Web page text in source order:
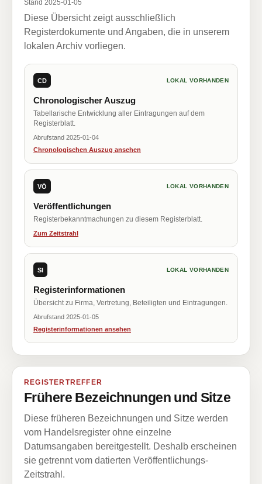
Stand 2025-01-05
Diese Übersicht zeigt ausschließlich
Registerdokumente und Angaben, die in unserem
lokalen Archiv vorliegen.
CD LOKAL VORHANDEN
Chronologischer Auszug
Tabellarische Entwicklung aller Eintragungen auf dem
Registerblatt.
Abrufstand 2025-01-04
Chronologischen Auszug ansehen
VÖ LOKAL VORHANDEN
Veröffentlichungen
Registerbekanntmachungen zu diesem Registerblatt.
Zum Zeitstrahl
SI LOKAL VORHANDEN
Registerinformationen
Übersicht zu Firma, Vertretung, Beteiligten und Eintragungen.
Abrufstand 2025-01-05
Registerinformationen ansehen
REGISTERTREFFER
Frühere Bezeichnungen und Sitze
Diese früheren Bezeichnungen und Sitze werden
vom Handelsregister ohne einzelne
Datumsangaben bereitgestellt. Deshalb erscheinen
sie getrennt vom datierten Veröffentlichungs-
Zeitstrahl.